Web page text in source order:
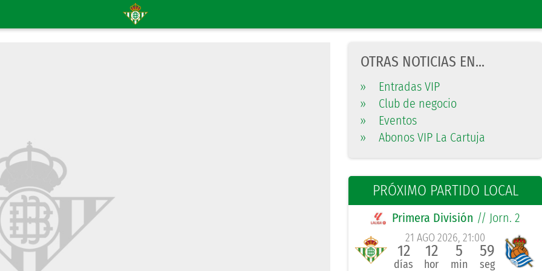
OTRAS NOTICIAS EN...
»
Entradas VIP
»
Club de negocio
»
Eventos
»
Abonos VIP La Cartuja
PRÓXIMO PARTIDO LOCAL
Primera División // Jorn. 2
21 AGO 2026, 21:00
12
días
12
hor
5
min
58
seg